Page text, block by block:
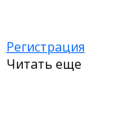
Регистрация
Читать еще